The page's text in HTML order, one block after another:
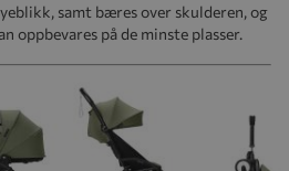
samt bæres over skulderen, og
oppbevares på de minste plasser.